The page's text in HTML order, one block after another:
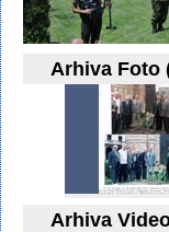
Arhiva Foto
Arhiva